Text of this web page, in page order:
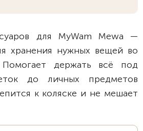
для MyWam Mewa —
хранения нужных вещей во
Помогает держать всё под
до личных предметов
к коляске и не мешает